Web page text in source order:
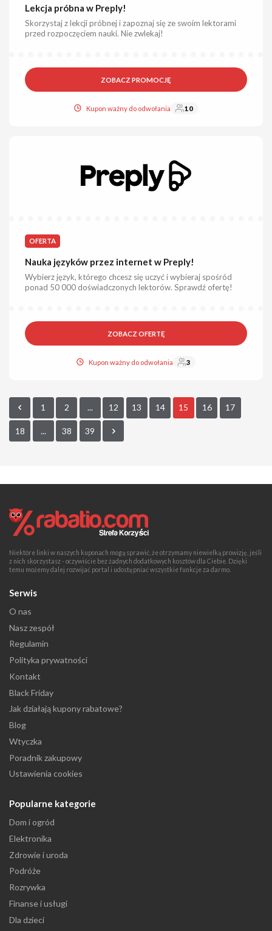
Lekcja próbna w Preply!
Skorzystaj z lekcji próbnej i zapoznaj się ze swoim lektorami
przed rozpoczęciem nauki. Nie zwlekaj!
ZOBACZ PROMOCJĘ
Kupon ważny do odwołania 10
OFERTA
Nauka języków przez internet w Preply!
Wybierz język, którego chcesz się uczyć i wybieraj spośród
ponad 50 000 doświadczonych lektorów. Sprawdź ofertę!
ZOBACZ OFERTĘ
Kupon ważny do odwołania 3
1 2 ... 12 13 14 15 16 17
18 ... 38 39
Niektóre linki w naszych kuponach mogą sprawić, że otrzymamy niewielką prowizję, jeśli
z nich skorzystasz - oczywiście bez żadnych dodatkowych kosztów dla Ciebie. Dzięki
temu możemy dalej rozwijać portal i udostępniać wszystkie funkcje za darmo.
Serwis
O nas
Nasz zespół
Regulamin
Polityka prywatności
Kontakt
Black Friday
Jak działają kupony rabatowe?
Blog
Wtyczka
Poradnik zakupowy
Ustawienia cookies
Popularne kategorie
Dom i ogród
Elektronika
Zdrowie i uroda
Podróże
Rozrywka
Finanse i usługi
Dla dzieci